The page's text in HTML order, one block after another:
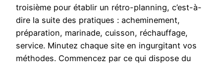
troisième pour établir un rétro-planning, c’est-à-
dire la suite des pratiques : acheminement,
préparation, marinade, cuisson, réchauffage,
service. Minutez chaque site en ingurgitant vos
méthodes. Commencez par ce qui dispose du